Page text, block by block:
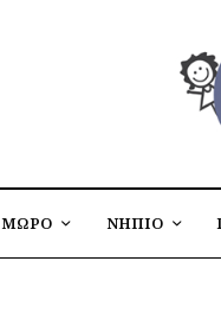
ΜΩΡΟ ΝΗΠΙΟ